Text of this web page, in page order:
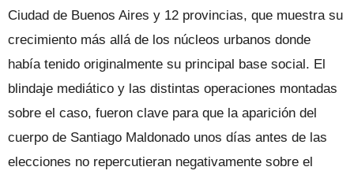
Ciudad de Buenos Aires y 12 provincias, que muestra su
crecimiento más allá de los núcleos urbanos donde
había tenido originalmente su principal base social. El
blindaje mediático y las distintas operaciones montadas
sobre el caso, fueron clave para que la aparición del
cuerpo de Santiago Maldonado unos días antes de las
elecciones no repercutieran negativamente sobre el